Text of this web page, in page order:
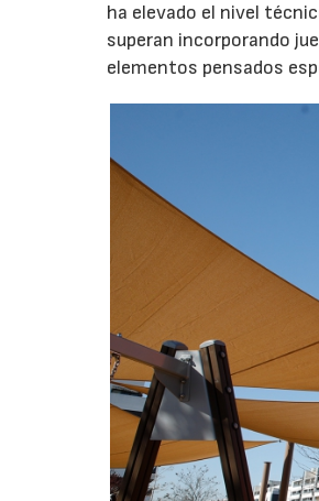
ha elevado el nivel
superan incorporando
elementos pensados